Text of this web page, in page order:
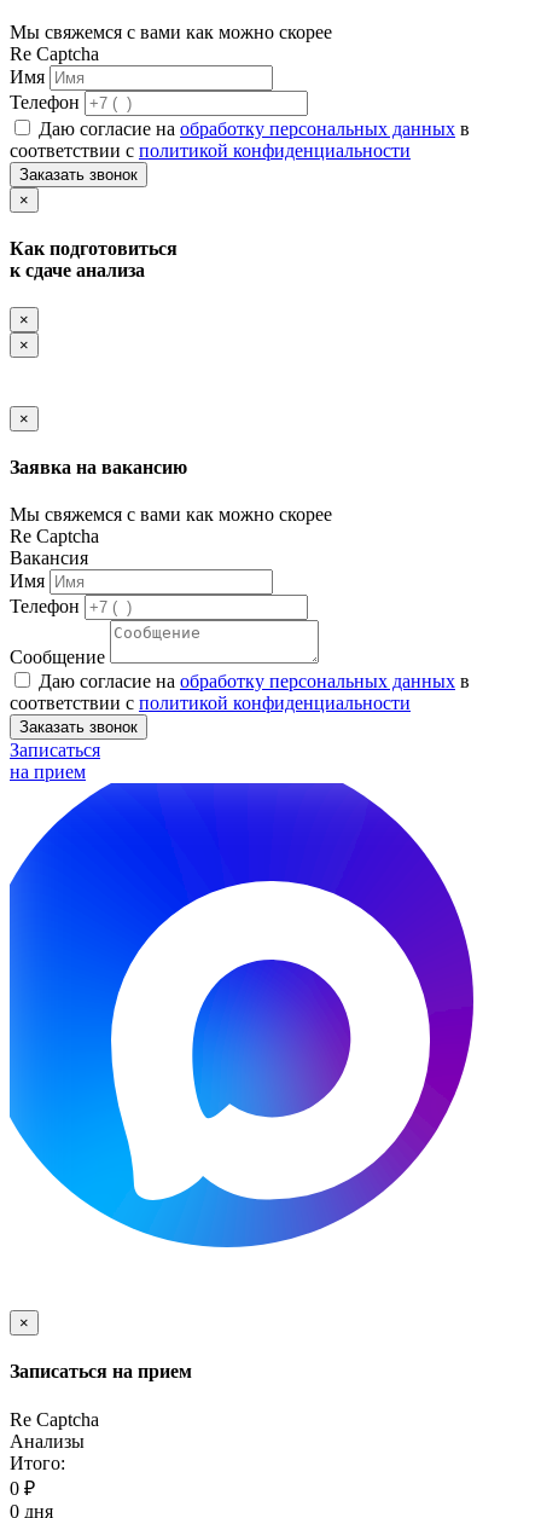
Мы свяжемся с вами как можно скорее
Re Captcha
Имя
Телефон
Даю согласие на обработку персональных данных в
соответствии с политикой конфиденциальности
Заказать звонок
×
Как подготовиться
к сдаче анализа
×
×
×
Заявка на вакансию
Мы свяжемся с вами как можно скорее
Re Captcha
Вакансия
Имя
Телефон
Сообщение
Даю согласие на обработку персональных данных в
соответствии с политикой конфиденциальности
Заказать звонок
Записаться
на прием
×
Записаться на прием
Re Captcha
Анализы
Итого:
0 ₽
0 дня